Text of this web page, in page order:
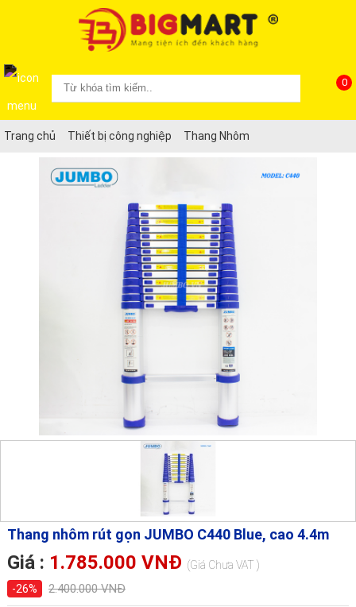
0
Trang chủ Thiết bị công nghiệp Thang Nhôm
Thang nhôm rút gọn JUMBO C440 Blue, cao 4.4m
Giá : 1.785.000 VNĐ (Giá Chưa VAT )
-26%
2.400.000 VNĐ